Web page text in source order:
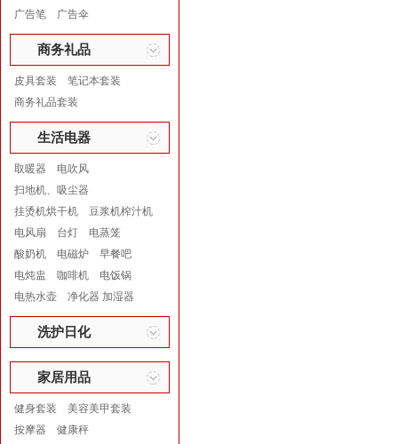
广告笔
广告伞
商务礼品
皮具套装
笔记本套装
商务礼品套装
生活电器
取暖器
电吹风
扫地机、吸尘器
挂烫机烘干机
豆浆机榨汁机
电风扇
台灯
电蒸笼
酸奶机
电磁炉
早餐吧
电炖盅
咖啡机
电饭锅
电热水壶
净化器 加湿器
洗护日化
家居用品
健身套装
美容美甲套装
按摩器
健康秤